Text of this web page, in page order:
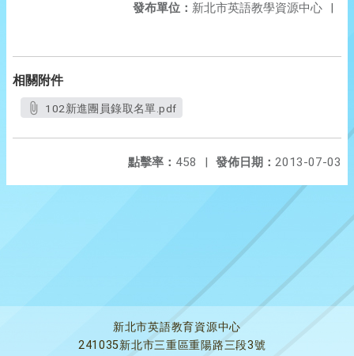
發布單位： 新北市英語教學資源中心 |
相關附件
102新進團員錄取名單.pdf
發佈日期： 2013-07-03
點擊率： 458 |
新北市英語教育資源中心
241035新北市三重區重陽路三段3號